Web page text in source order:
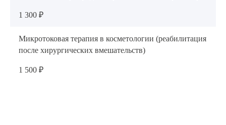
1 300 ₽
Микротоковая терапия в косметологии (реабилитация
после хирургических вмешательств)
1 500 ₽